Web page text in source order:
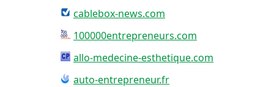
cablebox-news.com
100000entrepreneurs.com
allo-medecine-esthetique.com
auto-entrepreneur.fr